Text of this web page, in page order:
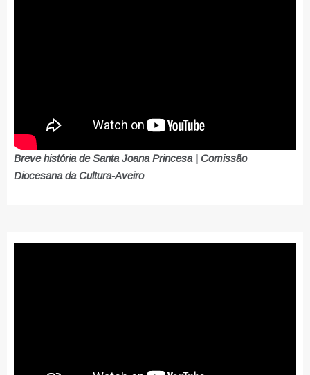
Breve história de Santa Joana Princesa | Comissão
Diocesana da Cultura-Aveiro